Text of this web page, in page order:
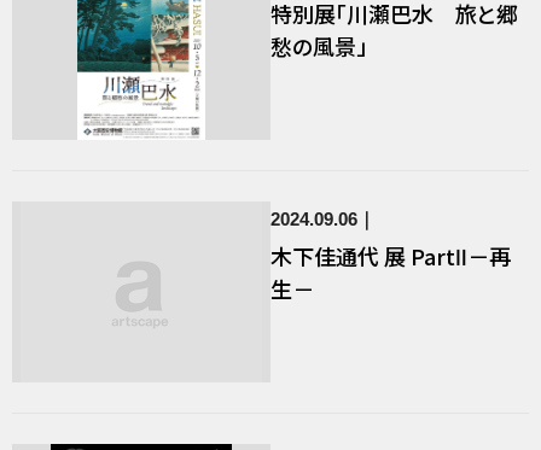
特別展「川瀬巴水 旅と郷
愁の風景」
2024.09.06
木下佳通代 展 PartⅡ－再
生－